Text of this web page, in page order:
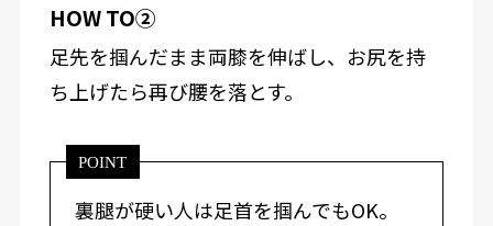
HOW TO②
足先を掴んだまま両膝を伸ばし、お尻を持
ち上げたら再び腰を落とす。
POINT
裏腿が硬い人は足首を掴んでもOK。